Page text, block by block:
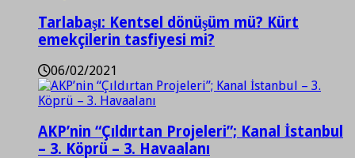
Tarlabaşı: Kentsel dönüşüm mü? Kürt
emekçilerin tasfiyesi mi?
06/02/2021
AKP’nin “Çıldırtan Projeleri”; Kanal İstanbul
– 3. Köprü – 3. Havaalanı